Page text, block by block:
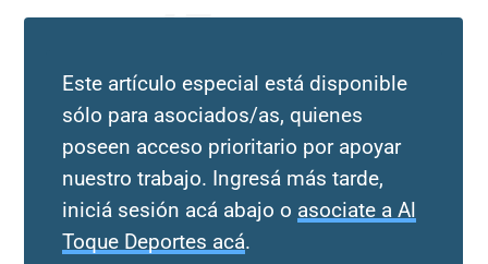
Este artículo especial está disponible
sólo para asociados/as, quienes
poseen acceso prioritario por apoyar
nuestro trabajo. Ingresá más tarde,
iniciá sesión acá abajo o asociate a Al
Toque Deportes acá.